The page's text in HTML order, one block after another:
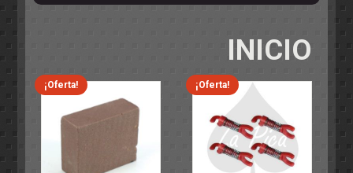
INICIO
¡Oferta! ¡Oferta!